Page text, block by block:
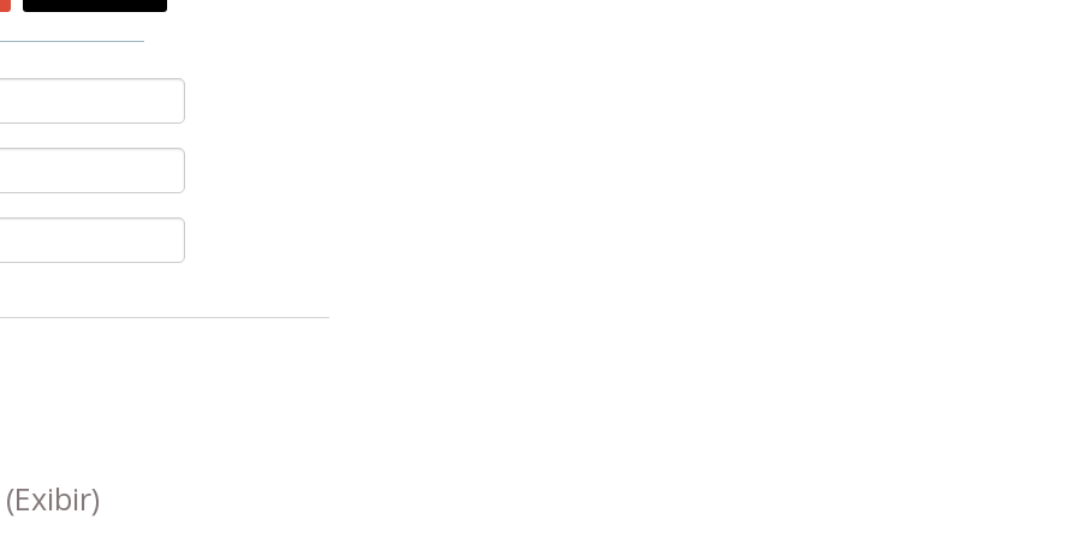
(Exibir)